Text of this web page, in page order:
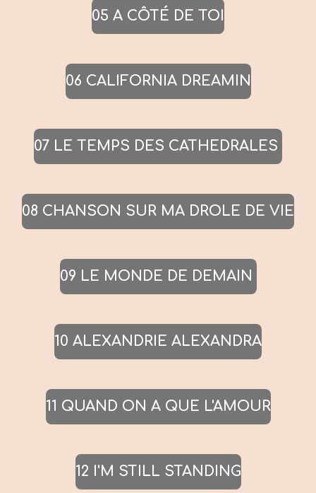
05 A CÔTÉ DE TOI
06 CALIFORNIA DREAMIN
07 LE TEMPS DES CATHEDRALES
08 CHANSON SUR MA DROLE DE VIE
09 LE MONDE DE DEMAIN
10 ALEXANDRIE ALEXANDRA
11 QUAND ON A QUE L'AMOUR
12 I'M STILL STANDING